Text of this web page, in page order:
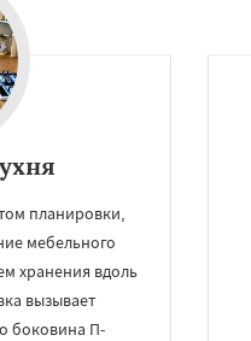
планировки,
мебельного
хранения вдоль
вызывает
боковина П-